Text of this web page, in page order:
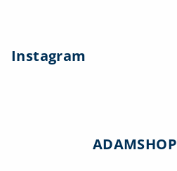
Instagram
ADAMSHOP